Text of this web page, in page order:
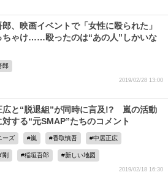
、映画イベントで「女性に殴られた」
ちゃけ……殴ったのは“あの人”しかいな
郎
2019/02/28 13:00
広と“脱退組”が同時に言及!? 嵐の活動
対する“元SMAP”たちのコメント
ーズ 嵐 香取慎吾 中居正広
剛 稲垣吾郎 新しい地図
2019/02/18 16:30